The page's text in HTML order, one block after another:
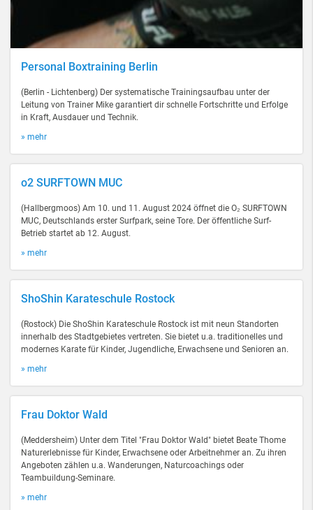
Personal Boxtraining Berlin
(Berlin - Lichtenberg) Der systematische Trainingsaufbau unter der
Leitung von Trainer Mike garantiert dir schnelle Fortschritte und Erfolge
in Kraft, Ausdauer und Technik.
» mehr
o2 SURFTOWN MUC
(Hallbergmoos) Am 10. und 11. August 2024 öffnet die O₂ SURFTOWN
MUC, Deutschlands erster Surfpark, seine Tore. Der öffentliche Surf-
Betrieb startet ab 12. August.
» mehr
ShoShin Karateschule Rostock
(Rostock) Die ShoShin Karateschule Rostock ist mit neun Standorten
innerhalb des Stadtgebietes vertreten. Sie bietet u.a. traditionelles und
modernes Karate für Kinder, Jugendliche, Erwachsene und Senioren an.
» mehr
Frau Doktor Wald
(Meddersheim) Unter dem Titel "Frau Doktor Wald" bietet Beate Thome
Naturerlebnisse für Kinder, Erwachsene oder Arbeitnehmer an. Zu ihren
Angeboten zählen u.a. Wanderungen, Naturcoachings oder
Teambuildung-Seminare.
» mehr